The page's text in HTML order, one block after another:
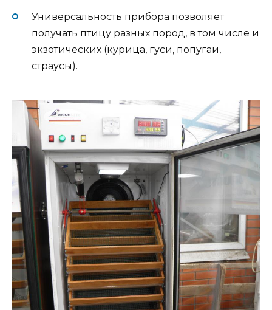
Универсальность прибора позволяет
получать птицу разных пород, в том числе и
экзотических (курица, гуси, попугаи,
страусы).